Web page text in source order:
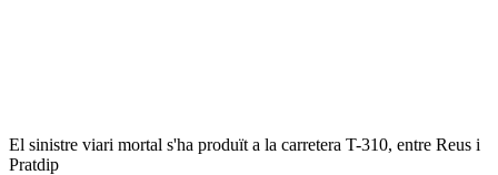
El sinistre viari mortal s'ha produït a la carretera T-310, entre Reus i
Pratdip